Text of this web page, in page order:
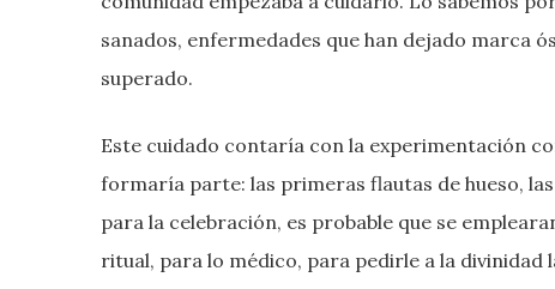
sanados, enfermedades que han dejado marca
superado.
Este cuidado contaría con la experimentación
formaría parte: las primeras flautas de hueso,
para la celebración, es probable que se
ritual, para lo médico, para pedirle a la divinidad